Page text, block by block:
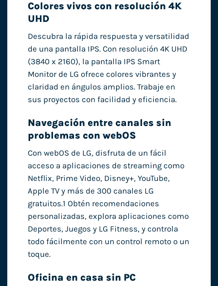
Colores vivos con resolución 4K
UHD
Descubra la rápida respuesta y versatilidad
de una pantalla IPS. Con resolución 4K UHD
(3840 x 2160), la pantalla IPS Smart
Monitor de LG ofrece colores vibrantes y
claridad en ángulos amplios. Trabaje en
sus proyectos con facilidad y eficiencia.
Navegación entre canales sin
problemas con webOS
Con webOS de LG, disfruta de un fácil
acceso a aplicaciones de streaming como
Netflix, Prime Video, Disney+, YouTube,
Apple TV y más de 300 canales LG
gratuitos.1 Obtén recomendaciones
personalizadas, explora aplicaciones como
Deportes, Juegos y LG Fitness, y controla
todo fácilmente con un control remoto o un
toque.
Oficina en casa sin PC